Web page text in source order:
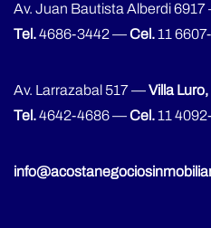
Av. Juan Bautista Alberdi
Tel.4686-3442—Cel.11
Av. Larrazabal 517 —Villa
Tel.4642-4686—Cel.11